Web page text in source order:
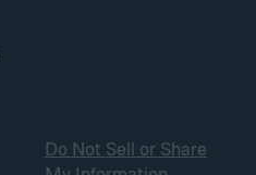
Do Not Sell or Share